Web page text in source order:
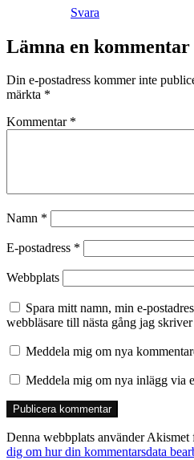
Svara
Lämna en kommentar
Din e-postadress kommer inte
märkta *
Kommentar *
Namn *
E-postadress *
Webbplats
Spara mitt namn, min e-
webbläsare till nästa gång jag
Meddela mig om nya
Meddela mig om nya inlägg via
Denna webbplats använder Akismet
dig om hur din kommentarsdata